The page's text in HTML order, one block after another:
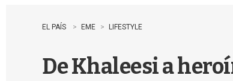
EL PAÍS EME LIFESTYLE
De Khaleesi a